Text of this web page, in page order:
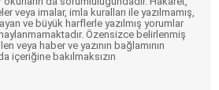
veya imalar, imla kuralları ile yazılmamış,
ve büyük harflerle yazılmış yorumlar
Özensizce belirlenmiş
veya haber ve yazının bağlamının
içeriğine bakılmaksızın